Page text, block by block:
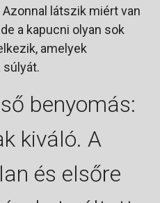
látszik miért van
a kapucni olyan sok
amelyek
súlyát.
benyomás:
kiváló. A
és elsőre